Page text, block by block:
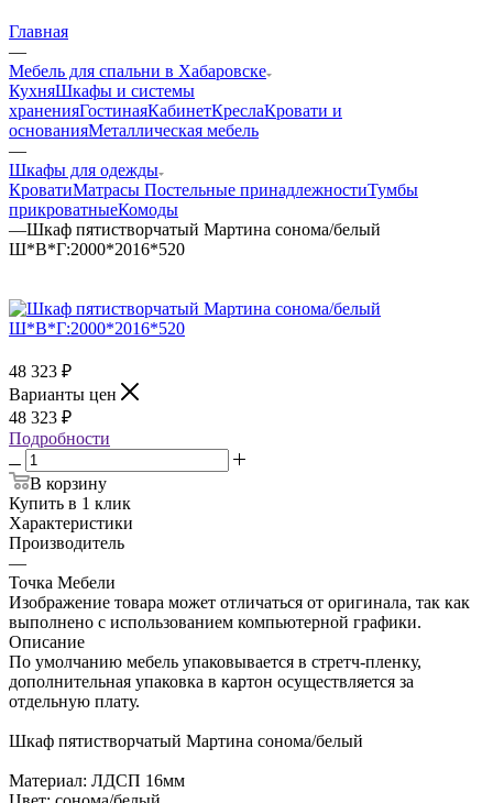
Главная
—
Мебель для спальни в Хабаровске
КухняШкафы и системы
храненияГостинаяКабинетКреслаКровати и
основанияМеталлическая мебель
—
Шкафы для одежды
КроватиМатрасы Постельные принадлежностиТумбы
прикроватныеКомоды
—Шкаф пятистворчатый Мартина сонома/белый
Ш*В*Г:2000*2016*520
48 323 ₽
Варианты цен
48 323 ₽
Подробности
В корзину
Купить в 1 клик
Характеристики
Производитель
—
Точка Мебели
Изображение товара может отличаться от оригинала, так как
выполнено с использованием компьютерной графики.
Описание
По умолчанию мебель упаковывается в стретч-пленку,
дополнительная упаковка в картон осуществляется за
отдельную плату.
Шкаф пятистворчатый Мартина сонома/белый
Материал: ЛДСП 16мм